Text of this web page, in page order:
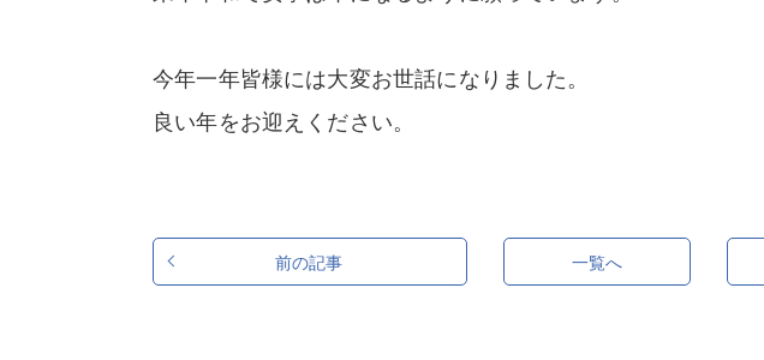
今年一年皆様には大変お世話になりました。
良い年をお迎えください。
前の記事 一覧へ